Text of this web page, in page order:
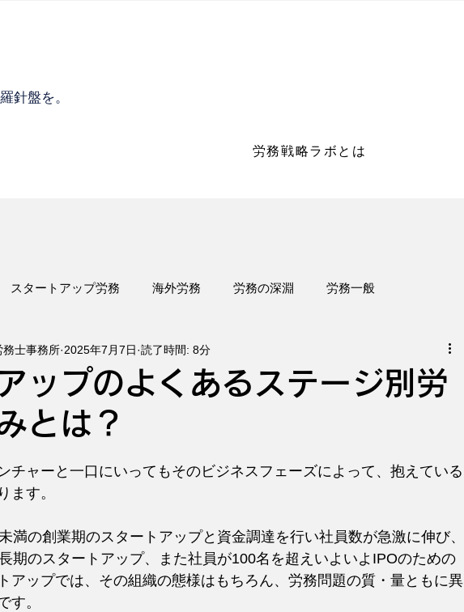
針盤を。
労務戦略ラボとは
スタートアップ労務 海外労務 労務の深淵 労務一般
ップのよくあるステージ別労
とは？
務士事務所 2025年7月7日 読了時間: 8分
チャーと一口にいってもそのビジネスフェーズによって、抱えている
ます。
満の創業期のスタートアップと資金調達を行い社員数が急激に伸び、
期のスタートアップ、また社員が100名を超えいよいよIPOのための
アップでは、その組織の態様はもちろん、労務問題の質・量ともに異
す。